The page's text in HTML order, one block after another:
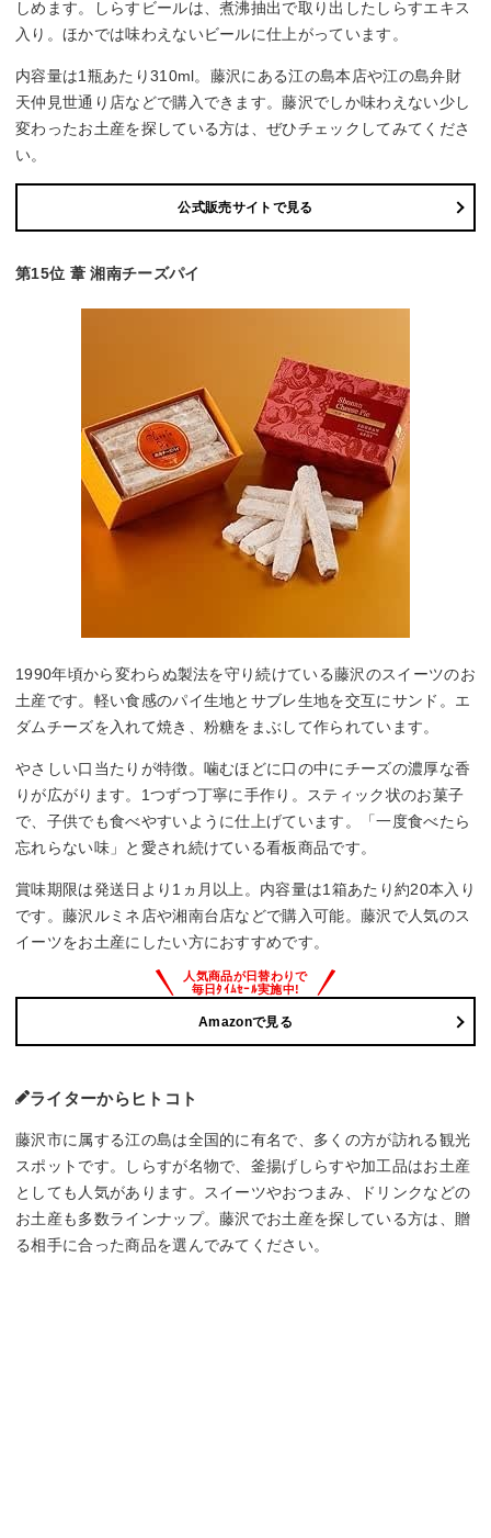
しめます。しらすビールは、煮沸抽出で取り出したしらすエキス
入り。ほかでは味わえないビールに仕上がっています。
内容量は1瓶あたり310ml。藤沢にある江の島本店や江の島弁財
天仲見世通り店などで購入できます。藤沢でしか味わえない少し
変わったお土産を探している方は、ぜひチェックしてみてくださ
い。
公式販売サイトで見る
第15位 葦 湘南チーズパイ
1990年頃から変わらぬ製法を守り続けている藤沢のスイーツのお
土産です。軽い食感のパイ生地とサブレ生地を交互にサンド。エ
ダムチーズを入れて焼き、粉糖をまぶして作られています。
やさしい口当たりが特徴。噛むほどに口の中にチーズの濃厚な香
りが広がります。1つずつ丁寧に手作り。スティック状のお菓子
で、子供でも食べやすいように仕上げています。「一度食べたら
忘れらない味」と愛され続けている看板商品です。
賞味期限は発送日より1ヵ月以上。内容量は1箱あたり約20本入り
です。藤沢ルミネ店や湘南台店などで購入可能。藤沢で人気のス
イーツをお土産にしたい方におすすめです。
Amazonで見る
ライターからヒトコト
藤沢市に属する江の島は全国的に有名で、多くの方が訪れる観光
スポットです。しらすが名物で、釜揚げしらすや加工品はお土産
としても人気があります。スイーツやおつまみ、ドリンクなどの
お土産も多数ラインナップ。藤沢でお土産を探している方は、贈
る相手に合った商品を選んでみてください。